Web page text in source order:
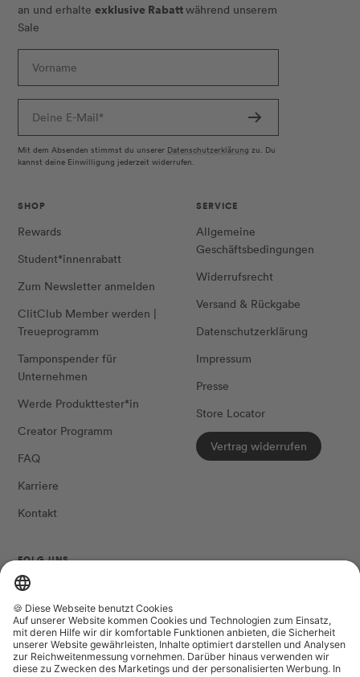
an und erhalte exklusive Rabattwährend unserem
Sale
Vorname
Deine E-Mail*
Mit dem Absenden stimmst du unserer Datenschutzerklärung zu. Du
kannst deine Einwilligung jederzeit widerrufen.
SHOP
Rewards
Student*innenrabatt
Zum Newsletter anmelden
ClitClub Member werden |
Treueprogramm
Tamponspender für
Unternehmen
Werde Produkttester*in
Creator Programm
FAQ
Karriere
Kontakt
SERVICE
Allgemeine
Geschäftsbedingungen
Widerrufsrecht
Versand & Rückgabe
Datenschutzerklärung
Impressum
Presse
Store Locator
Vertrag widerrufen
FOLG UNS
Land/Region
Niederlande (EUR €) Sprache
Deutsch